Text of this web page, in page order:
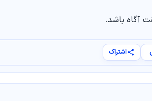
آگاه باشد.
اشتراک